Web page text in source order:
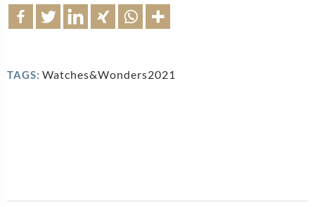
TAGS: Watches&Wonders2021